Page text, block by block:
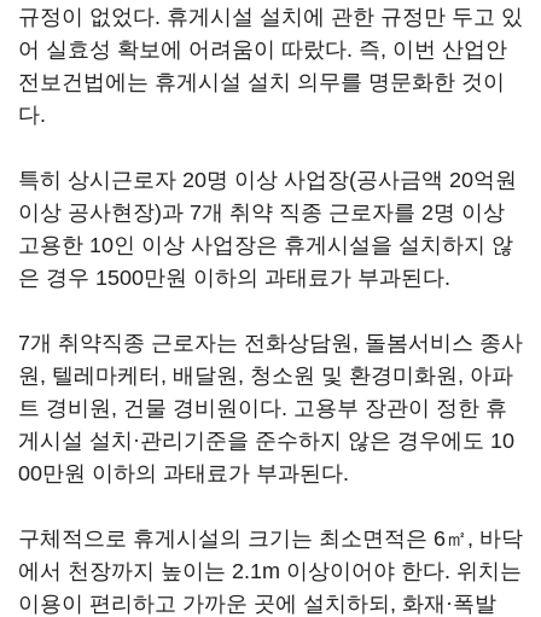
규정이 없었다. 휴게시설 설치에 관한 규정만 두고 있
어 실효성 확보에 어려움이 따랐다. 즉, 이번 산업안
전보건법에는 휴게시설 설치 의무를 명문화한 것이
다.
특히 상시근로자 20명 이상 사업장(공사금액 20억원
이상 공사현장)과 7개 취약 직종 근로자를 2명 이상
고용한 10인 이상 사업장은 휴게시설을 설치하지 않
은 경우 1500만원 이하의 과태료가 부과된다.
7개 취약직종 근로자는 전화상담원, 돌봄서비스 종사
원, 텔레마케터, 배달원, 청소원 및 환경미화원, 아파
트 경비원, 건물 경비원이다. 고용부 장관이 정한 휴
게시설 설치·관리기준을 준수하지 않은 경우에도 10
00만원 이하의 과태료가 부과된다.
구체적으로 휴게시설의 크기는 최소면적은 6㎡, 바닥
에서 천장까지 높이는 2.1m 이상이어야 한다. 위치는
이용이 편리하고 가까운 곳에 설치하되, 화재·폭발